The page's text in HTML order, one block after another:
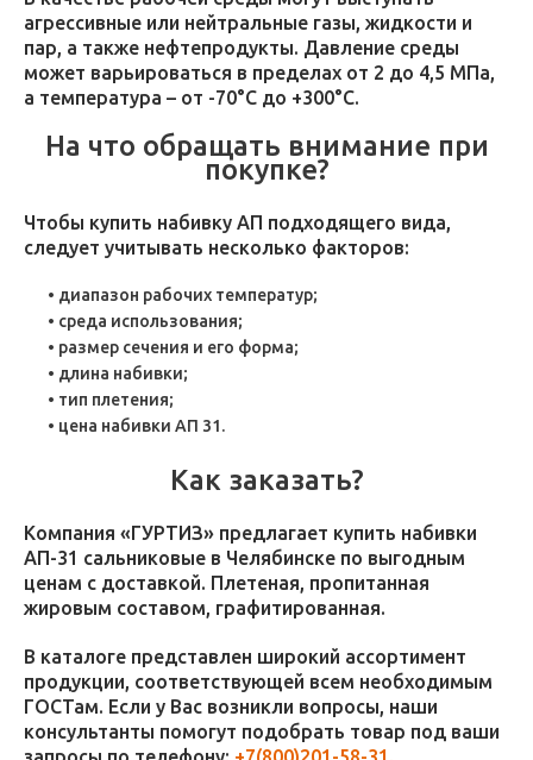
агрессивные или нейтральные газы, жидкости и
пар, а также нефтепродукты. Давление среды
может варьироваться в пределах от 2 до 4,5 МПа,
а температура – от -70°С до +300°С.
На что обращать внимание при
покупке?
Чтобы купить набивку АП подходящего вида,
следует учитывать несколько факторов:
диапазон рабочих температур;
среда использования;
размер сечения и его форма;
длина набивки;
тип плетения;
цена набивки АП 31.
Как заказать?
Компания «ГУРТИЗ» предлагает купить набивки
АП-31 сальниковые в Челябинске по выгодным
ценам с доставкой. Плетеная, пропитанная
жировым составом, графитированная.
В каталоге представлен широкий ассортимент
продукции, соответствующей всем необходимым
ГОСТам. Если у Вас возникли вопросы, наши
консультанты помогут подобрать товар под ваши